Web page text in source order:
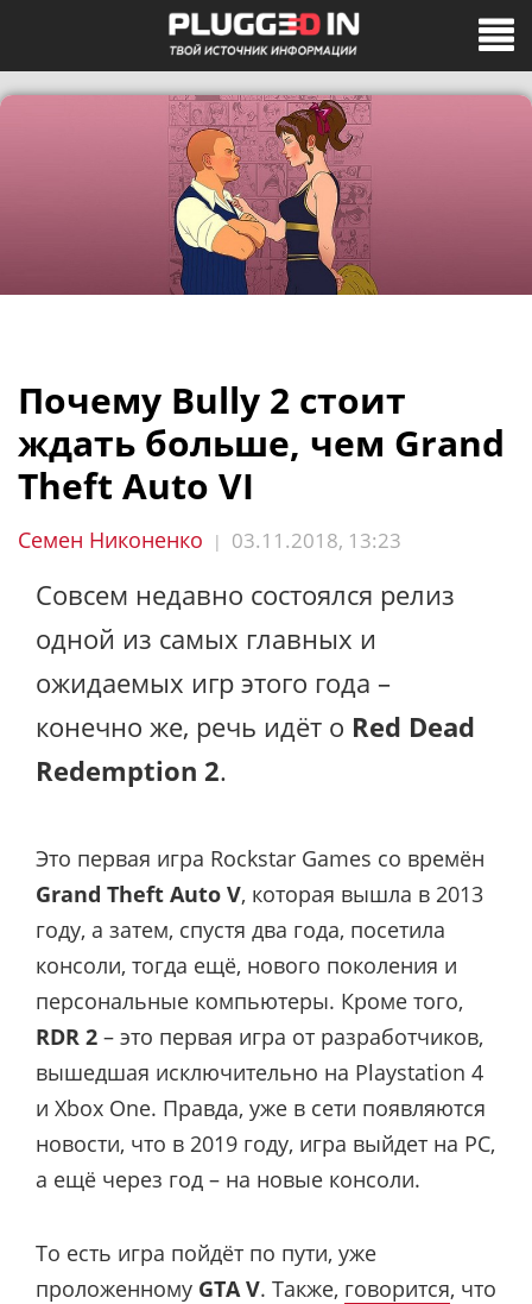
Почему Bully 2 стоит
ждать больше, чем Grand
Theft Auto VI
Семен Никоненко | 03.11.2018, 13:23
Совсем недавно состоялся релиз
одной из самых главных и
ожидаемых игр этого года –
конечно же, речь идёт о Red Dead
Redemption 2.
Это первая игра Rockstar Games со времён
Grand Theft Auto V, которая вышла в 2013
году, а затем, спустя два года, посетила
консоли, тогда ещё, нового поколения и
персональные компьютеры. Кроме того,
RDR 2 – это первая игра от разработчиков,
вышедшая исключительно на Playstation 4
и Xbox One. Правда, уже в сети появляются
новости, что в 2019 году, игра выйдет на PC,
а ещё через год – на новые консоли.
То есть игра пойдёт по пути, уже
проложенному GTA V. Также, говорится, что